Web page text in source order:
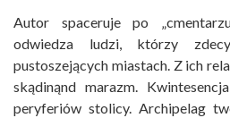
Autor spaceruje po
odwiedza ludzi, którzy
pustoszejących miastach. Z ich
skądinąnd marazm.
peryferiów stolicy. Archipelag